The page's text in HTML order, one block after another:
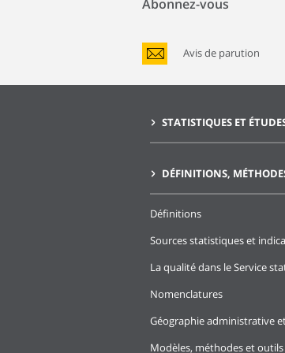
Abonnez-vous
Avis de parution
STATISTIQUES ET
DÉFINITIONS,
Définitions
Sources statistiques et
La qualité dans le Service
Nomenclatures
Géographie administrative
Modèles, méthodes et